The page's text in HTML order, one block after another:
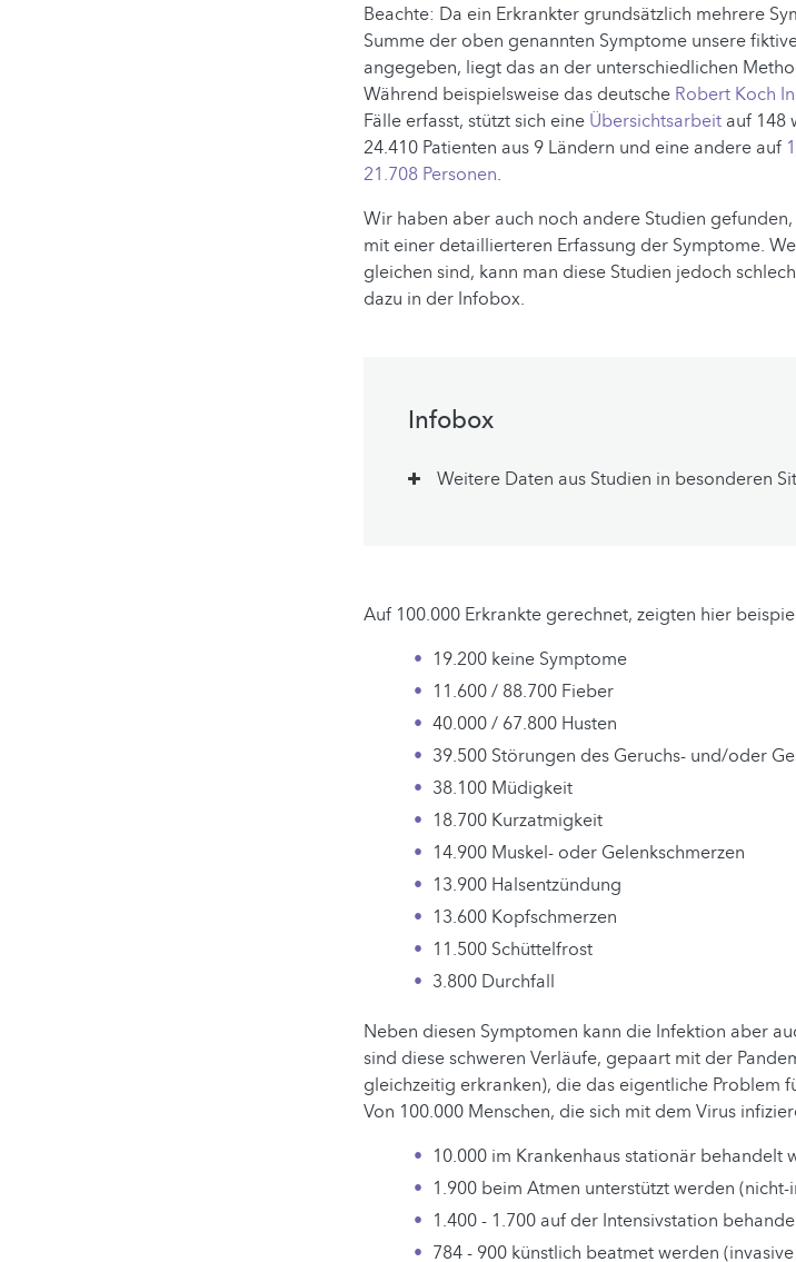
Beachte: Da ein Erkrankter grundsätzlich mehrere
Summe der oben genannten Symptome unsere
angegeben, liegt das an der unterschiedlichen
Während beispielsweise das deutsche Robert Koch
Fälle erfasst, stützt sich eine Übersichtsarbeit auf 148
24.410 Patienten aus 9 Ländern und eine andere auf
21.708 Personen.
Wir haben aber auch noch andere Studien
mit einer detaillierteren Erfassung der Symptome.
gleichen sind, kann man diese Studien jedoch
dazu in der Infobox.
Infobox
Weitere Daten aus Studien in besonderen
Auf 100.000 Erkrankte gerechnet, zeigten hier
19.200 keine Symptome
11.600 / 88.700 Fieber
40.000 / 67.800 Husten
39.500 Störungen des Geruchs- und/oder
38.100 Müdigkeit
18.700 Kurzatmigkeit
14.900 Muskel- oder Gelenkschmerzen
13.900 Halsentzündung
13.600 Kopfschmerzen
11.500 Schüttelfrost
3.800 Durchfall
Neben diesen Symptomen kann die Infektion aber
sind diese schweren Verläufe, gepaart mit der
gleichzeitig erkranken), die das eigentliche Problem
Von 100.000 Menschen, die sich mit dem Virus
10.000 im Krankenhaus stationär behandelt
1.900 beim Atmen unterstützt werden
1.400 - 1.700 auf der Intensivstation
784 - 900 künstlich beatmet werden